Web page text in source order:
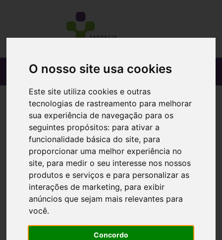
O nosso site usa cookies
Este site utiliza cookies e outras
tecnologias de rastreamento para melhorar
sua experiência de navegação para os
seguintes propósitos: para ativar a
funcionalidade básica do site, para
proporcionar uma melhor experiência no
site, para medir o seu interesse nos nossos
produtos e serviços e para personalizar as
interações de marketing, para exibir
anúncios que sejam mais relevantes para
você.
Concordo